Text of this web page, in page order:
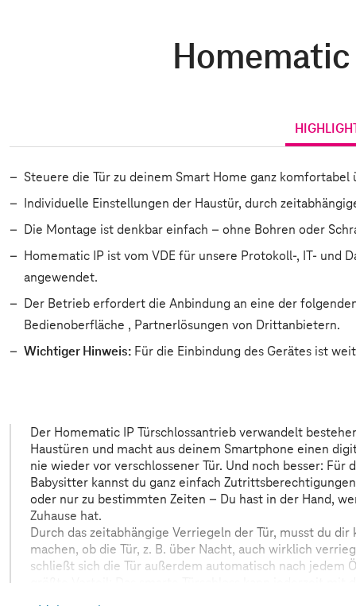
Steuere die Tür zu deinem Smart Home ganz
Individuelle Einstellungen der Haustür, durch
Die Montage ist denkbar einfach – ohne Bohren oder
Homematic IP ist vom VDE für unsere Protokoll-, IT- und
angewendet.
Der Betrieb erfordert die Anbindung an eine der
Bedienoberfläche , Partnerlösungen von Drittanbietern.
Wichtiger Hinweis: Für die Einbindung des Gerätes ist
Der Homematic IP Türschlossantrieb verwandelt
Haustüren und macht aus deinem Smartphone einen
nie wieder vor verschlossener Tür. Und noch besser: Für
Babysitter kannst du ganz einfach
oder nur zu bestimmten Zeiten – Du hast in der Hand,
Zuhause hat.
Durch das zeitabhängige Verriegeln der Tür, musst du
machen, ob die Tür, z. B. über Nacht, auch wirklich
schließt sich die Tür außerdem automatisch nach jedem